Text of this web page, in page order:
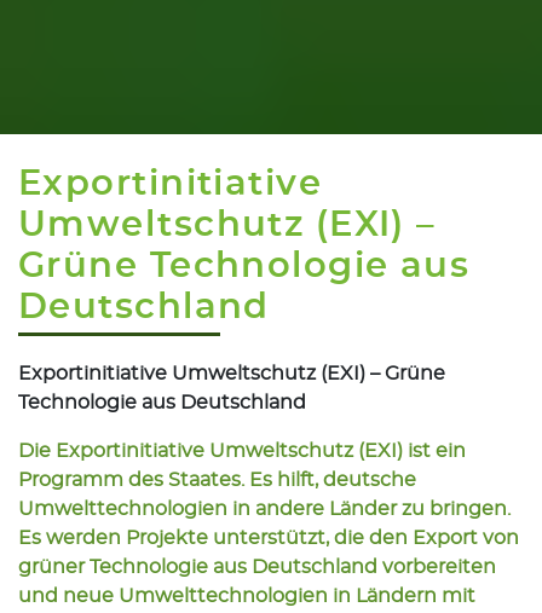
Exportinitiative
Umweltschutz (EXI) –
Grüne Technologie aus
Deutschland
Exportinitiative Umweltschutz (EXI) – Grüne
Technologie aus Deutschland
Die Exportinitiative Umweltschutz (EXI) ist ein
Programm des Staates. Es hilft, deutsche
Umwelttechnologien in andere Länder zu bringen.
Es werden Projekte unterstützt, die den Export von
grüner Technologie aus Deutschland vorbereiten
und neue Umwelttechnologien in Ländern mit